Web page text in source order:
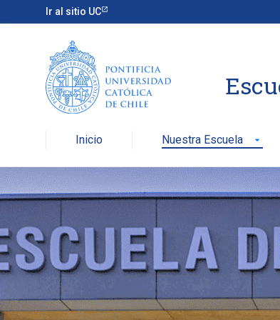
to
Ir al sitio UC
Inicio Nuestra Escuela arrow_drop_down